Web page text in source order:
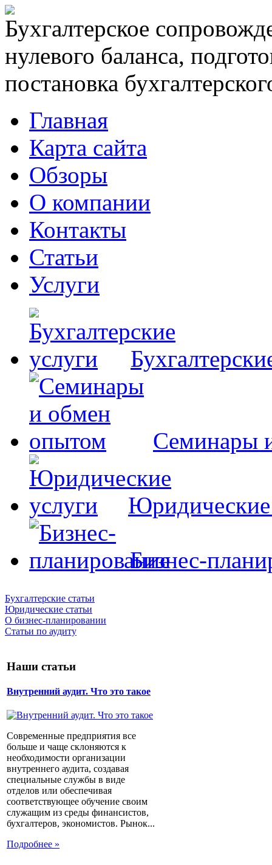
Бухгалтерское
нулевого баланса,
постановка
Главная
Карта сайта
Обзоры
О компании
Контакты
Статьи
Услуги
Семинары
Юридические
Бизнес-
Бухгалтерские статьи
Юридические статьи
О бизнес-планировании
Статьи по аудиту
Наши статьи
Внутренний аудит. Что это такое
Современные предприятия все
больше и чаще склоняются к
необходимости организации
внутреннего аудита, создавая
специальные службы в виде
отделов или обеспечивая
соответствующее обучение своим
служащим из среды финансистов,
бухгалтеров, экономистов. Рынок...
Подробнее »